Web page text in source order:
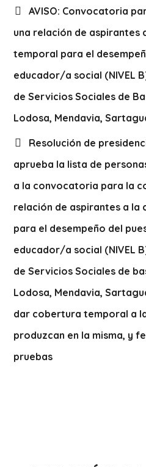
AVISO: Convocatoria
una relación de aspirantes
temporal para el
educador/a social (NIVEL
de Servicios Sociales de
Lodosa, Mendavia,
Resolución de
aprueba la lista de
a la convocatoria para la
relación de aspirantes a
para el desempeño del
educador/a social (NIVEL
de Servicios Sociales de
Lodosa, Mendavia,
dar cobertura temporal a
produzcan en la misma, y
pruebas